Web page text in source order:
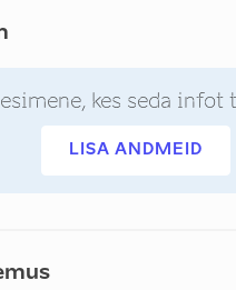
kes seda infot
LISA ANDMEID